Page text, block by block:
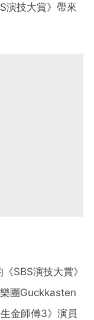
演技大賞》帶來
SBS演技大賞》
團Guckkasten
金師傅3》演員